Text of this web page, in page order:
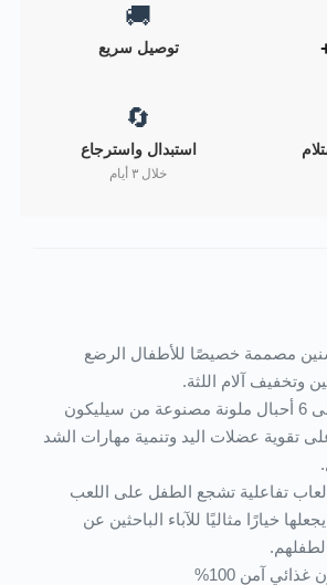
🚚
توصيل سريع
🔄
استبدال واسترجاع
خلال ٣ أيام
مصممة خصيصًا للأطفال الرضع
وتخفيف آلام اللثة.
تحتوي المجموعة على 6 أحبال ملونة مصنوعة من سيليكون
تقوية عضلات اليد وتنمية مهارات الشد
تفاعلية تشجع الطفل على اللعب
خيارًا مثاليًا للآباء الباحثين عن
لطفلهم.
آمن 100%